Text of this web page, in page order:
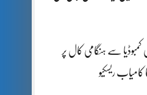
کمبوڈیا سے ہنگامی کال پر